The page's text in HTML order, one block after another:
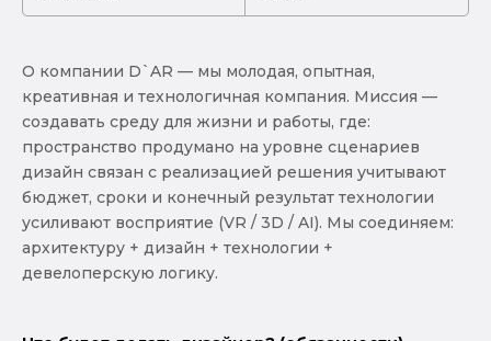
О компании D`AR — мы молодая, опытная,
креативная и технологичная компания. Миссия —
создавать среду для жизни и работы, где:
пространство продумано на уровне сценариев
дизайн связан с реализацией решения учитывают
бюджет, сроки и конечный результат технологии
усиливают восприятие (VR / 3D / AI). Мы соединяем:
архитектуру + дизайн + технологии +
девелоперскую логику.